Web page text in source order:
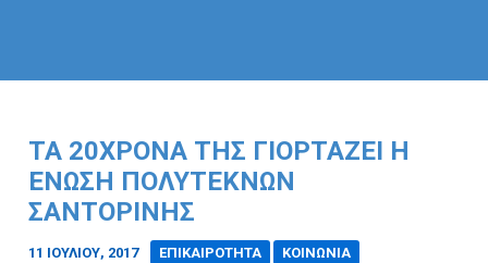
ΤΑ 20ΧΡΟΝΑ ΤΗΣ ΓΙΟΡΤΑΖΕΙ Η
ΕΝΩΣΗ ΠΟΛΥΤΕΚΝΩΝ
ΣΑΝΤΟΡΙΝΗΣ
11 ΙΟΥΛΊΟΥ, 2017 ΕΠΙΚΑΙΡΟΤΗΤΑ ΚΟΙΝΩΝΙΑ